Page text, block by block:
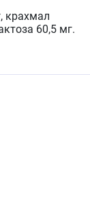
крахмал
60,5 мг.